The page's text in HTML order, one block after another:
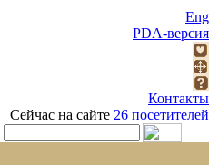
Eng
PDA-версия
Контакты
Сейчас на сайте 26 посетителей